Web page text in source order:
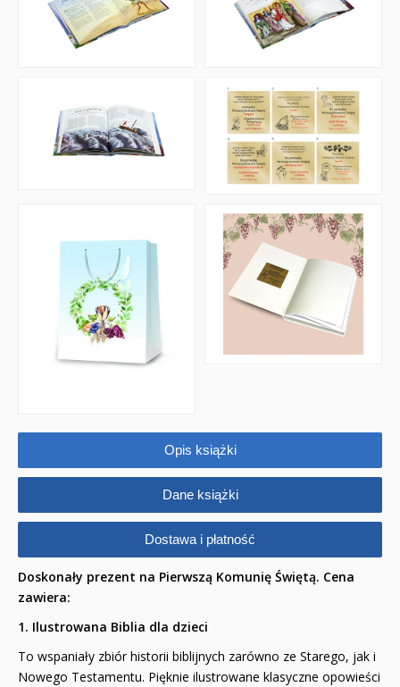
RELIGIJNE
PORADNIKI
Opis książki
Dane książki
Dostawa i płatność
Doskonały prezent na Pierwszą Komunię Świętą. Cena
zawiera:
1. Ilustrowana Biblia dla dzieci
To wspaniały zbiór historii biblijnych zarówno ze Starego, jak i
Nowego Testamentu. Pięknie ilustrowane klasyczne opowieści